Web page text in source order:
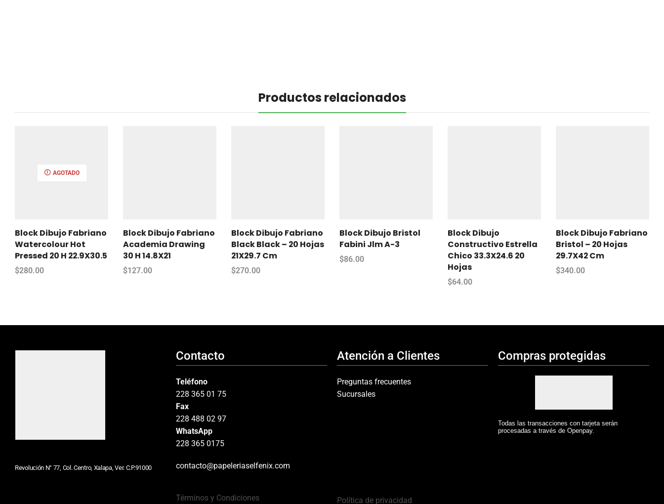
Productos relacionados
AGOTADO
Block Dibujo Fabriano
Watercolour Hot
Pressed 20 H 22.9X30.5
$280.00
Block Dibujo Fabriano
Academia Drawing
30 H 14.8X21
$127.00
Block Dibujo Fabriano
Black Black – 20 Hojas
21X29.7 Cm
$270.00
Block Dibujo Bristol
Fabini Jlm A-3
$86.00
Block Dibujo
Constructivo Estrella
Chico 33.3X24.6 20
Hojas
$64.00
Block Dibujo Fabriano
Bristol – 20 Hojas
29.7X42 Cm
$340.00
Revolución N° 77, Col. Centro, Xalapa, Ver. C.P.91000
Contacto
Teléfono
228 365 01 75
Fax
228 488 02 97
WhatsApp
228 365 0175
contacto@papeleriaselfenix.com
Términos y Condiciones
Atención a Clientes
Preguntas frecuentes
Sucursales
Política de privacidad
Compras protegidas
Todas las transacciones con tarjeta serán
procesadas a través de Openpay.